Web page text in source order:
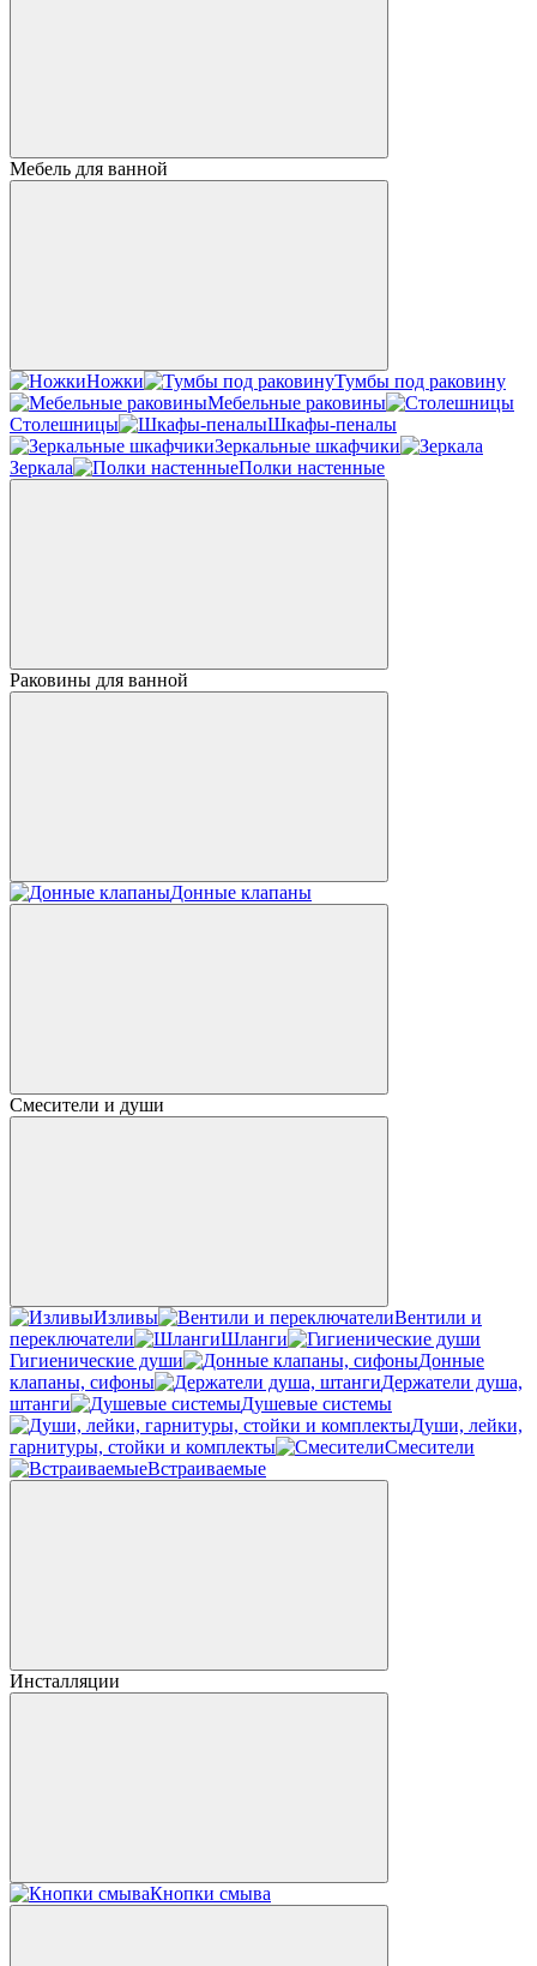
Мебель для ванной
Ножки
Тумбы под раковину
Мебельные раковины
Столешницы
Шкафы-пеналы
Зеркальные шкафчики
Зеркала
Полки настенные
Раковины для ванной
Донные клапаны
Смесители и души
Изливы
Вентили и
переключатели
Шланги
Гигиенические души
Донные
клапаны, сифоны
Держатели душа,
штанги
Душевые системы
Души, лейки,
гарнитуры, стойки и комплекты
Смесители
Встраиваемые
Инсталляции
Кнопки смыва